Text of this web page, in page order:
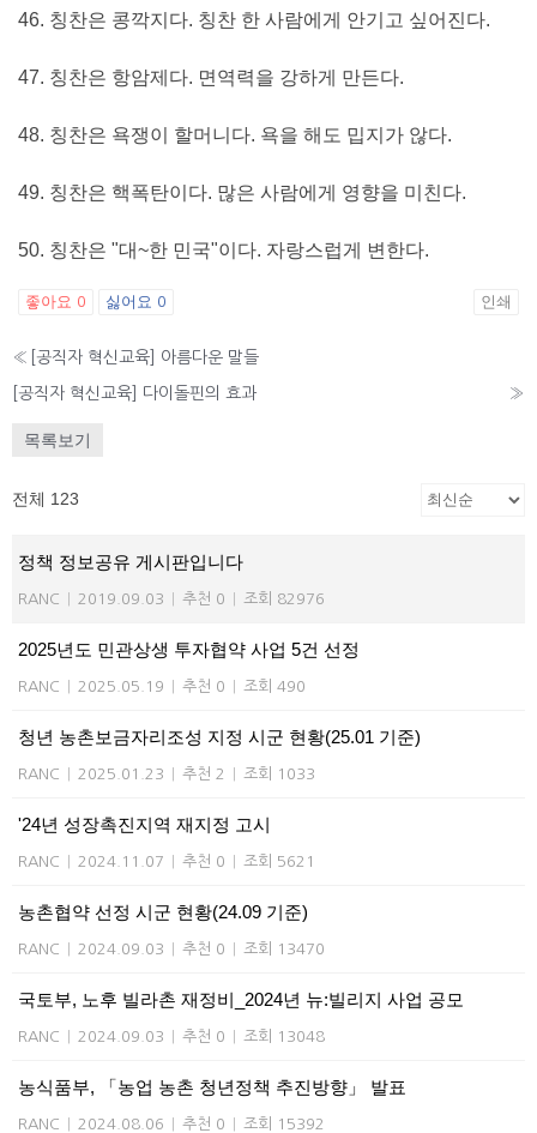
46. 칭찬은 콩깍지다. 칭찬 한 사람에게 안기고 싶어진다.
47. 칭찬은 항암제다. 면역력을 강하게 만든다.
48. 칭찬은 욕쟁이 할머니다. 욕을 해도 밉지가 않다.
49. 칭찬은 핵폭탄이다. 많은 사람에게 영향을 미친다.
50. 칭찬은 "대~한 민국"이다. 자랑스럽게 변한다.
좋아요 0 싫어요 0 인쇄
« [공직자 혁신교육] 아름다운 말들
[공직자 혁신교육] 다이돌핀의 효과 »
목록보기
전체 123
정책 정보공유 게시판입니다
RANC 2019.09.03 추천 0 조회 82976
2025년도 민관상생 투자협약 사업 5건 선정
RANC 2025.05.19 추천 0 조회 490
청년 농촌보금자리조성 지정 시군 현황(25.01 기준)
RANC 2025.01.23 추천 2 조회 1033
'24년 성장촉진지역 재지정 고시
RANC 2024.11.07 추천 0 조회 5621
농촌협약 선정 시군 현황(24.09 기준)
RANC 2024.09.03 추천 0 조회 13470
국토부, 노후 빌라촌 재정비_2024년 뉴:빌리지 사업 공모
RANC 2024.09.03 추천 0 조회 13048
농식품부, 「농업 농촌 청년정책 추진방향」 발표
RANC 2024.08.06 추천 0 조회 15392